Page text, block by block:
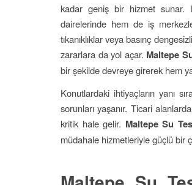
kadar geniş bir hizmet sunar.
dairelerinde hem de iş
tıkanıklıklar veya basınç
zararlara da yol açar. Maltepe
bir şekilde devreye girerek hem
Konutlardaki ihtiyaçların yanı
sorunları yaşanır. Ticari
kritik hale gelir. Maltepe Su
müdahale hizmetleriyle güçlü bir